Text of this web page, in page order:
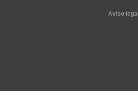
Aviso legal